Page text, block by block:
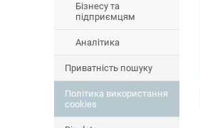
Бізнесу та
підприємцям
Аналітика
Приватність пошуку
Політика використання
cookies